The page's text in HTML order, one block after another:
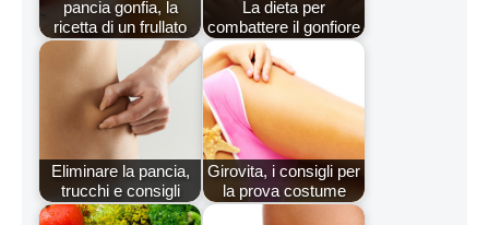
pancia gonfia, la
ricetta di un frullato
La dieta per
combattere il gonfiore
Eliminare la pancia,
trucchi e consigli
Girovita, i consigli per
la prova costume